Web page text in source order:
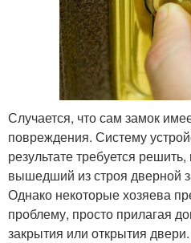
Случается, что сам замок
повреждения. Систему
результате требуется
вышедший из строя дверной
Однако некоторые хозяева
проблему, просто прилагая
закрытия или открытия двери.